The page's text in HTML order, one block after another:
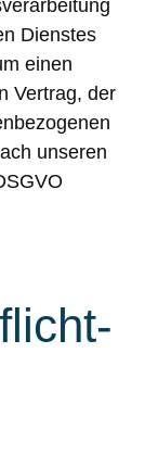
Dienstes
einen
Vertrag, der
unseren